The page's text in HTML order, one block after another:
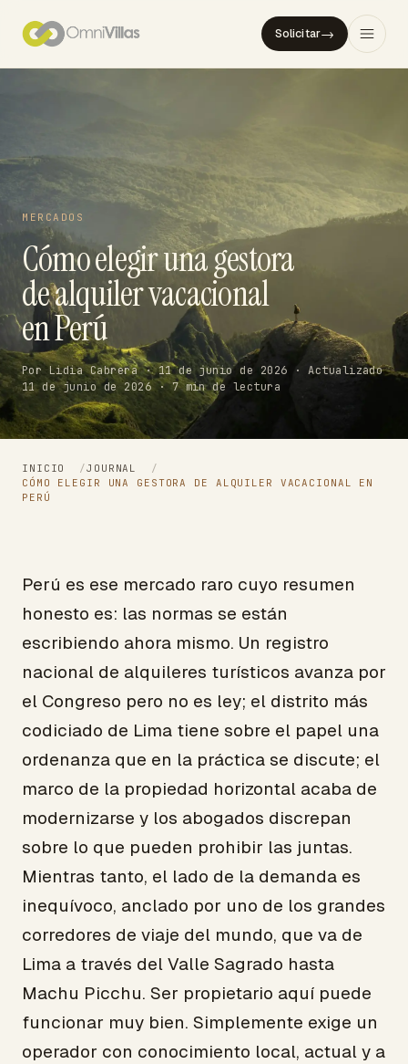
Solicitar→
MERCADOS
Cómo elegir una gestora
de alquiler vacacional
en Perú
Por Lidia Cabrera · 11 de junio de 2026 · Actualizado
11 de junio de 2026 · 7 min de lectura
INICIO /JOURNAL
/
CÓMO ELEGIR UNA GESTORA DE ALQUILER VACACIONAL EN
PERÚ
Perú es ese mercado raro cuyo resumen
honesto es: las normas se están
escribiendo ahora mismo. Un registro
nacional de alquileres turísticos avanza por
el Congreso pero no es ley; el distrito más
codiciado de Lima tiene sobre el papel una
ordenanza que en la práctica se discute; el
marco de la propiedad horizontal acaba de
modernizarse y los abogados discrepan
sobre lo que pueden prohibir las juntas.
Mientras tanto, el lado de la demanda es
inequívoco, anclado por uno de los grandes
corredores de viaje del mundo, que va de
Lima a través del Valle Sagrado hasta
Machu Picchu. Ser propietario aquí puede
funcionar muy bien. Simplemente exige un
operador con conocimiento local, actual y a